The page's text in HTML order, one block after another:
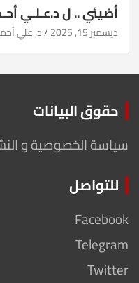
أضيئي .. ل د.عـلـي
ديسمبر 15, 2025 د. علي
حقوق البيانات
سياسة الخصوصية و
للتواصل
Facebook
Telegram
Twitter